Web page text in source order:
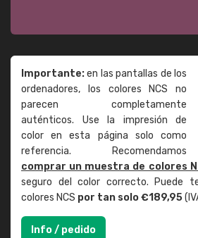
Importante:en las pantallas de los
ordenadores, los colores NCS no
parecen completamente
auténticos. Use la impresión de
color en esta página solo como
referencia. Recomendamos
comprar un muestra de colores
seguro del color correcto. Puede
colores NCS por tan solo €189,95
Info / pedido